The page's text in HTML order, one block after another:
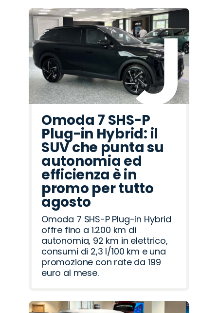
Omoda 7 SHS-P
Plug-in Hybrid: il
SUV che punta su
autonomia ed
efficienza è in
promo per tutto
agosto
Omoda 7 SHS-P Plug-in Hybrid
offre fino a 1.200 km di
autonomia, 92 km in elettrico,
consumi di 2,3 l/100 km e una
promozione con rate da 199
euro al mese.